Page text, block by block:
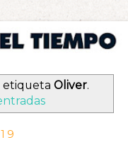
etiqueta Oliver.